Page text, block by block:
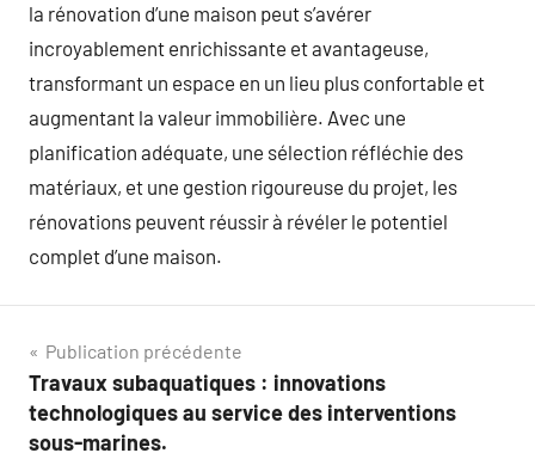
la rénovation d’une maison peut s’avérer
incroyablement enrichissante et avantageuse,
transformant un espace en un lieu plus confortable et
augmentant la valeur immobilière. Avec une
planification adéquate, une sélection réfléchie des
matériaux, et une gestion rigoureuse du projet, les
rénovations peuvent réussir à révéler le potentiel
complet d’une maison.
Navigation
de
Publication précédente
Travaux subaquatiques : innovations
technologiques au service des interventions
sous-marines.